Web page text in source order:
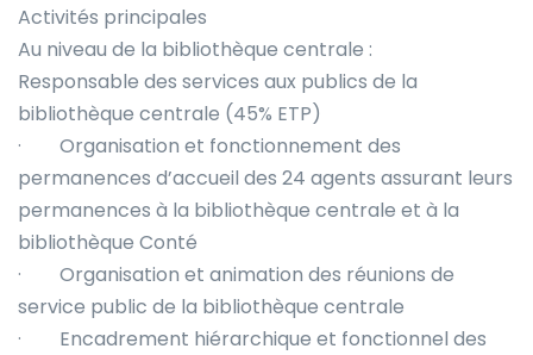
Activités principales
Au niveau de la bibliothèque centrale :
Responsable des services aux publics de la
bibliothèque centrale (45% ETP)
· Organisation et fonctionnement des
permanences d’accueil des 24 agents assurant leurs
permanences à la bibliothèque centrale et à la
bibliothèque Conté
· Organisation et animation des réunions de
service public de la bibliothèque centrale
· Encadrement hiérarchique et fonctionnel des